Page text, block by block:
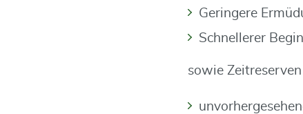
Geringere
Schnellerer
sowie